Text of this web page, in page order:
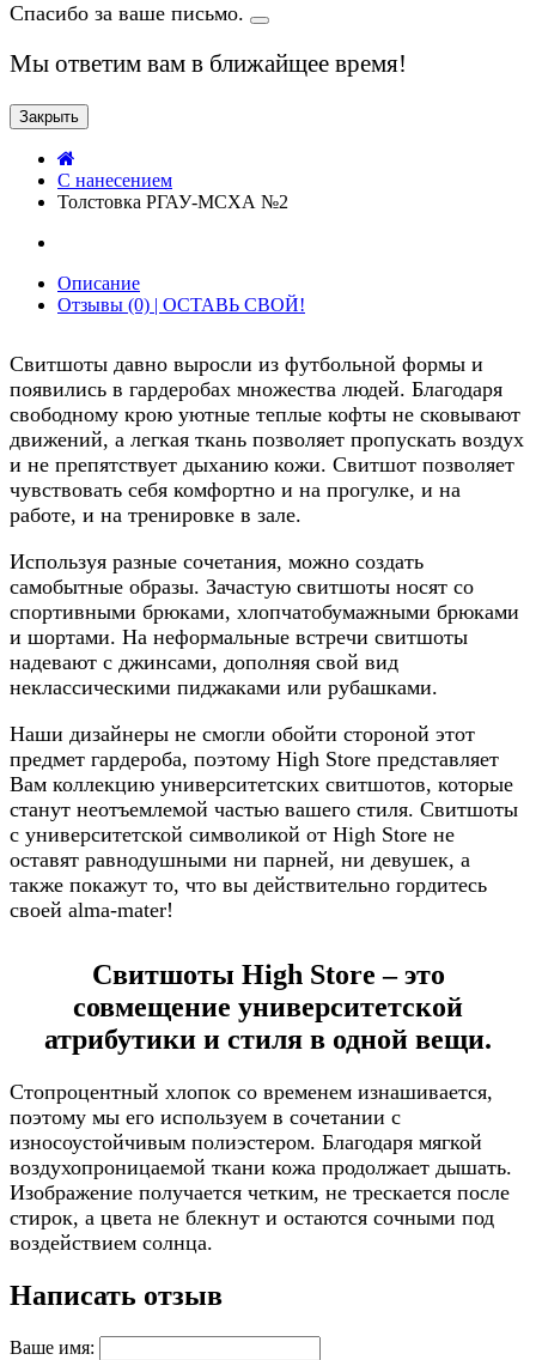
Спасибо за ваше письмо.
Мы ответим вам в ближайщее время!
Закрыть
C нанесением
Толстовка РГАУ-МСХА №2
Описание
Отзывы (0) | ОСТАВЬ СВОЙ!
Свитшоты давно выросли из футбольной формы и
появились в гардеробах множества людей. Благодаря
свободному крою уютные теплые кофты не сковывают
движений, а легкая ткань позволяет пропускать воздух
и не препятствует дыханию кожи. Свитшот позволяет
чувствовать себя комфортно и на прогулке, и на
работе, и на тренировке в зале.
Используя разные сочетания, можно создать
самобытные образы. Зачастую свитшоты носят со
спортивными брюками, хлопчатобумажными брюками
и шортами. На неформальные встречи свитшоты
надевают с джинсами, дополняя свой вид
неклассическими пиджаками или рубашками.
Наши дизайнеры не смогли обойти стороной этот
предмет гардероба, поэтому High Store представляет
Вам коллекцию университетских свитшотов, которые
станут неотъемлемой частью вашего стиля. Свитшоты
с университетской символикой от High Store не
оставят равнодушными ни парней, ни девушек, а
также покажут то, что вы действительно гордитесь
своей alma-mater!
Свитшоты High Store – это
совмещение университетской
атрибутики и стиля в одной вещи.
Стопроцентный хлопок со временем изнашивается,
поэтому мы его используем в сочетании с
износоустойчивым полиэстером. Благодаря мягкой
воздухопроницаемой ткани кожа продолжает дышать.
Изображение получается четким, не трескается после
стирок, а цвета не блекнут и остаются сочными под
воздействием солнца.
Написать отзыв
Ваше имя: